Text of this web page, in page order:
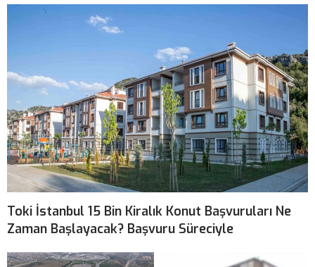
Toki İstanbul 15 Bin Kiralık Konut Başvuruları Ne
Zaman Başlayacak? Başvuru Süreciyle